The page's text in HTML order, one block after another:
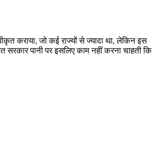
कराया, जो कई राज्यों से ज्यादा था, लेकिन इस
पानी पर इसलिए काम नहीं करना चाहती कि